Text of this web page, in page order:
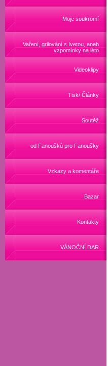
Moje soukromí
Vaření, grilování s Ivetou, aneb
vzpomínky na léto
Videoklipy
Tisk/ Články
Soutěž
od Fanoušků pro Fanoušky
Vzkazy a komentáře
Bazar
Kontakty
VÁNOČNÍ DAR